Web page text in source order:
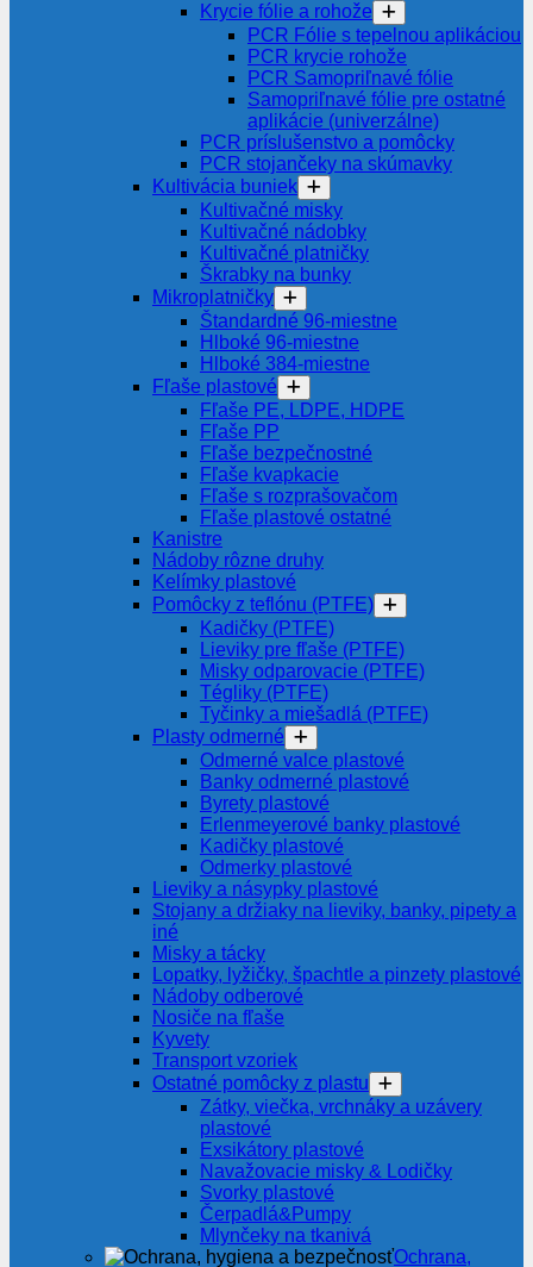
Krycie fólie a rohože
PCR Fólie s tepelnou aplikáciou
PCR krycie rohože
PCR Samopriľnavé fólie
Samopriľnavé fólie pre ostatné
aplikácie (univerzálne)
PCR príslušenstvo a pomôcky
PCR stojančeky na skúmavky
Kultivácia buniek
Kultivačné misky
Kultivačné nádobky
Kultivačné platničky
Škrabky na bunky
Mikroplatničky
Štandardné 96-miestne
Hlboké 96-miestne
Hlboké 384-miestne
Fľaše plastové
Fľaše PE, LDPE, HDPE
Fľaše PP
Fľaše bezpečnostné
Fľaše kvapkacie
Fľaše s rozprašovačom
Fľaše plastové ostatné
Kanistre
Nádoby rôzne druhy
Kelímky plastové
Pomôcky z teflónu (PTFE)
Kadičky (PTFE)
Lieviky pre fľaše (PTFE)
Misky odparovacie (PTFE)
Tégliky (PTFE)
Tyčinky a miešadlá (PTFE)
Plasty odmerné
Odmerné valce plastové
Banky odmerné plastové
Byrety plastové
Erlenmeyerové banky plastové
Kadičky plastové
Odmerky plastové
Lieviky a násypky plastové
Stojany a držiaky na lieviky, banky, pipety a
iné
Misky a tácky
Lopatky, lyžičky, špachtle a pinzety plastové
Nádoby odberové
Nosiče na fľaše
Kyvety
Transport vzoriek
Ostatné pomôcky z plastu
Zátky, viečka, vrchnáky a uzávery
plastové
Exsikátory plastové
Navažovacie misky & Lodičky
Svorky plastové
Čerpadlá&Pumpy
Mlynčeky na tkanivá
Ochrana,